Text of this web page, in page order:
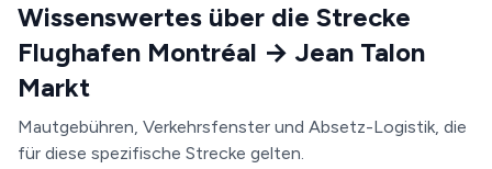
Wissenswertes über die Strecke
Flughafen Montréal → Jean Talon
Markt
Mautgebühren, Verkehrsfenster und Absetz-Logistik, die
für diese spezifische Strecke gelten.